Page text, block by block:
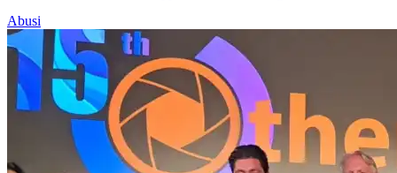
Abusi